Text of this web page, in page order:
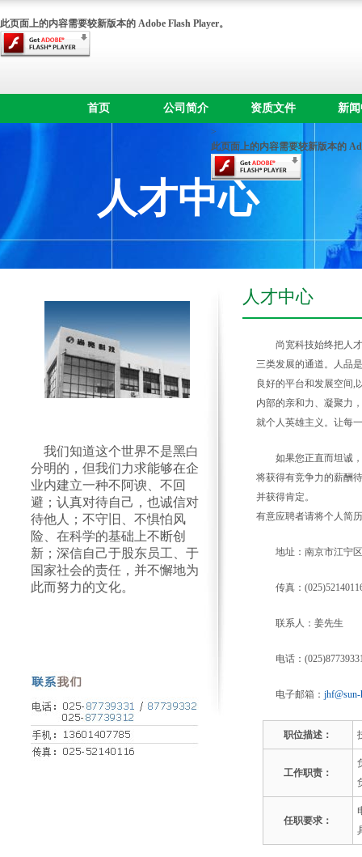
此页面上的内容需要较新版本的 Adobe Flash Player。
首页 公司简介 资质文件 新
>
此页面上的内容需要较新版本的
人才中心
人才中心
尚宽科技始终把人
三类发展的通道。人品
良好的平台和发展空间,
内部的亲和力、凝聚力
就个人英雄主义。让每
如果您正直而坦诚
将获得有竞争力的薪酬
并获得肯定。
有意应聘者请将个人简
地址：南京市江宁
传真：
联系人：姜先生
电话：
电子邮箱：
职位描述：
工作职责：
任职要求：
我们知道这个世界不是黑白
分明的，但我们力求能够在企
业内建立一种不阿谀、不回
避；认真对待自己，也诚信对
待他人；不守旧、不惧怕风
险、在科学的基础上不断创
新；深信自己于股东员工、于
国家社会的责任，并不懈地为
此而努力的文化。